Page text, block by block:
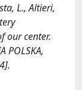
L., Altieri,
our center.
POLSKA,